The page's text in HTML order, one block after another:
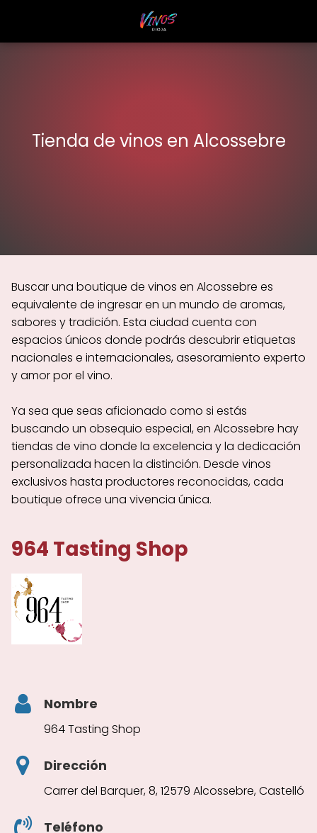
Tienda de vinos en Alcossebre
Buscar una boutique de vinos en Alcossebre es
equivalente de ingresar en un mundo de aromas,
sabores y tradición. Esta ciudad cuenta con
espacios únicos donde podrás descubrir etiquetas
nacionales e internacionales, asesoramiento experto
y amor por el vino.
Ya sea que seas aficionado como si estás
buscando un obsequio especial, en Alcossebre hay
tiendas de vino donde la excelencia y la dedicación
personalizada hacen la distinción. Desde vinos
exclusivos hasta productores reconocidas, cada
boutique ofrece una vivencia única.
964 Tasting Shop
Nombre
964 Tasting Shop
Dirección
Carrer del Barquer, 8, 12579 Alcossebre, Castelló
Teléfono